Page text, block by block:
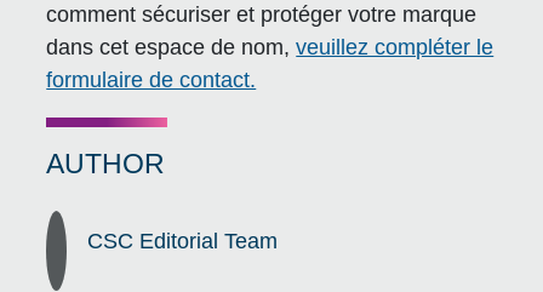
comment sécuriser et protéger votre marque
dans cet espace de nom,veuillez compléter le
formulaire de contact.
AUTHOR
CSC Editorial Team